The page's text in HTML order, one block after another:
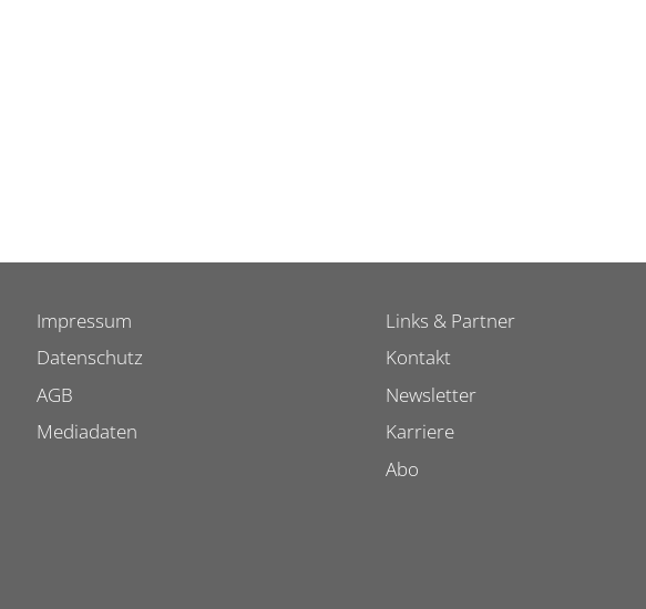
Impressum
Datenschutz
AGB
Mediadaten
Links & Partner
Kontakt
Newsletter
Karriere
Abo